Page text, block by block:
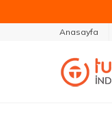
Anasayfa